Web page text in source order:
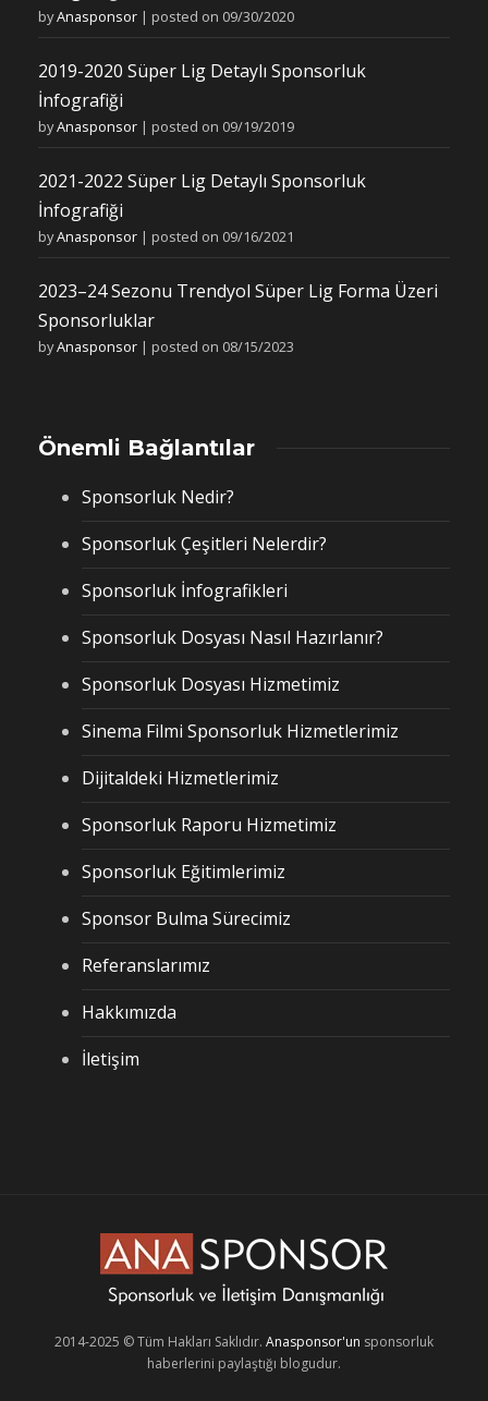
byAnasponsor | posted on 09/30/2020
2019-2020 Süper Lig Detaylı Sponsorluk
İnfografiği
byAnasponsor | posted on 09/19/2019
2021-2022 Süper Lig Detaylı Sponsorluk
İnfografiği
byAnasponsor | posted on 09/16/2021
2023–24 Sezonu Trendyol Süper Lig Forma Üzeri
Sponsorluklar
byAnasponsor | posted on 08/15/2023
Önemli Bağlantılar
Sponsorluk Nedir?
Sponsorluk Çeşitleri Nelerdir?
Sponsorluk İnfografikleri
Sponsorluk Dosyası Nasıl Hazırlanır?
Sponsorluk Dosyası Hizmetimiz
Sinema Filmi Sponsorluk Hizmetlerimiz
Dijitaldeki Hizmetlerimiz
Sponsorluk Raporu Hizmetimiz
Sponsorluk Eğitimlerimiz
Sponsor Bulma Sürecimiz
Referanslarımız
Hakkımızda
İletişim
2014-2025 © Tüm Hakları Saklıdır. Anasponsor'un sponsorluk
haberlerini paylaştığı blogudur.